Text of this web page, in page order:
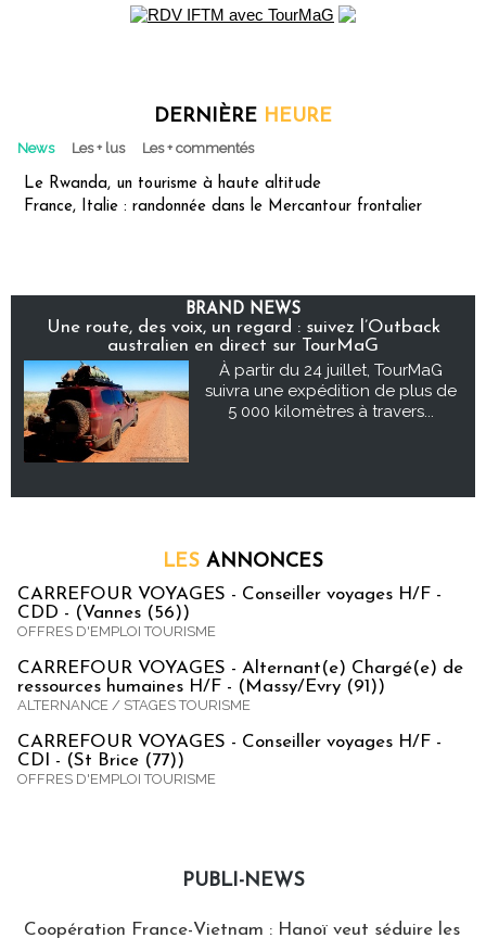
DERNIÈRE HEURE
News Les + lus Les + commentés
Le Rwanda, un tourisme à haute altitude
France, Italie : randonnée dans le Mercantour frontalier
BRAND NEWS
Une route, des voix, un regard : suivez l’Outback
australien en direct sur TourMaG
À partir du 24 juillet, TourMaG
suivra une expédition de plus de
5 000 kilomètres à travers...
LES ANNONCES
CARREFOUR VOYAGES - Conseiller voyages H/F -
CDD - (Vannes (56))
OFFRES D'EMPLOI TOURISME
CARREFOUR VOYAGES - Alternant(e) Chargé(e) de
ressources humaines H/F - (Massy/Evry (91))
ALTERNANCE / STAGES TOURISME
CARREFOUR VOYAGES - Conseiller voyages H/F -
CDI - (St Brice (77))
OFFRES D'EMPLOI TOURISME
PUBLI-NEWS
Coopération France-Vietnam : Hanoï veut séduire les